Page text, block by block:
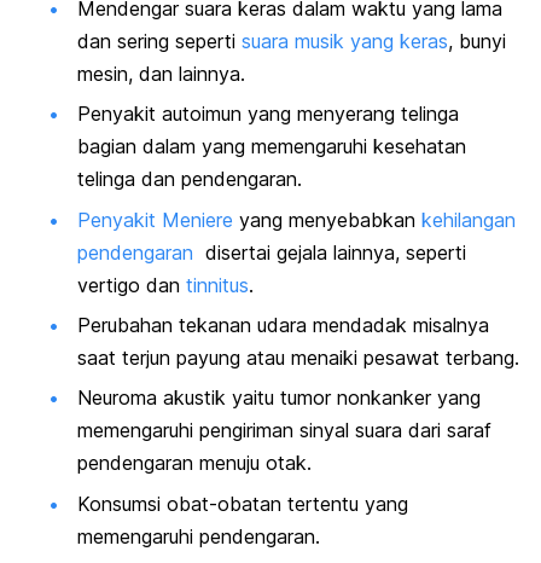
Mendengar suara keras dalam waktu yang lama
dan sering seperti suara musik yang keras, bunyi
mesin, dan lainnya.
Penyakit autoimun yang menyerang telinga
bagian dalam yang memengaruhi kesehatan
telinga dan pendengaran.
Penyakit Meniere yang menyebabkan kehilangan
pendengaran disertai gejala lainnya, seperti
vertigo dan tinnitus.
Perubahan tekanan udara mendadak misalnya
saat terjun payung atau menaiki pesawat terbang.
Neuroma akustik yaitu tumor nonkanker yang
memengaruhi pengiriman sinyal suara dari saraf
pendengaran menuju otak.
Konsumsi obat-obatan tertentu yang
memengaruhi pendengaran.